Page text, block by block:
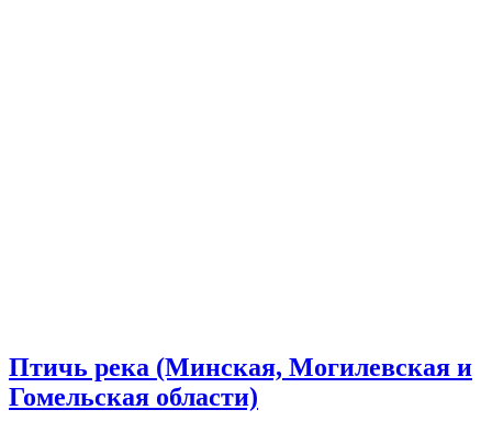
Птичь река (Минская, Могилевская и
Гомельская области)